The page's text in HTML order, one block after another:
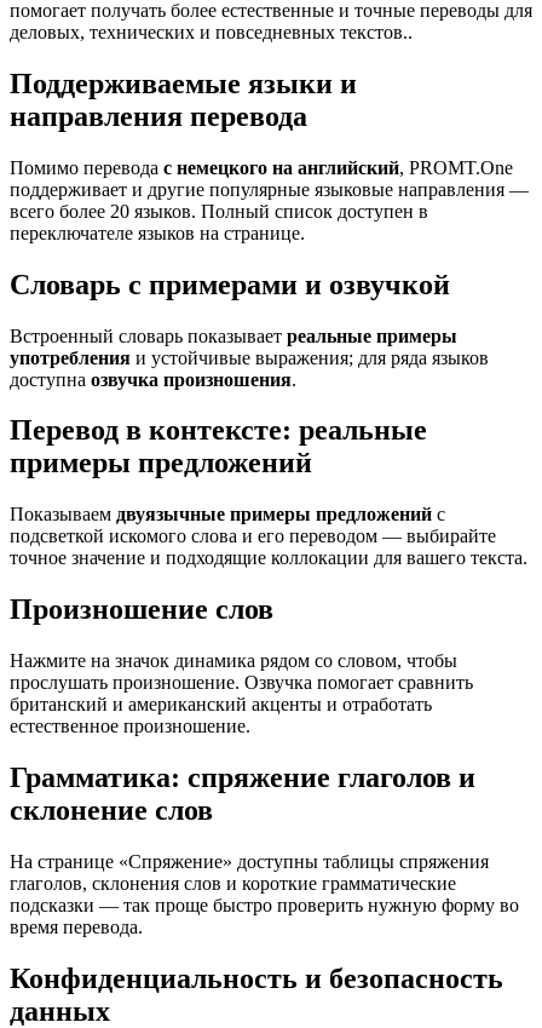
помогает получать более естественные и точные переводы для
деловых, технических и повседневных текстов..
Поддерживаемые языки и
направления перевода
Помимо перевода с немецкого на английский, PROMT.One
поддерживает и другие популярные языковые направления —
всего более 20 языков. Полный список доступен в
переключателе языков на странице.
Словарь с примерами и озвучкой
Встроенный словарь показывает реальные примеры
употребления и устойчивые выражения; для ряда языков
доступна озвучка произношения.
Перевод в контексте: реальные
примеры предложений
Показываем двуязычные примеры предложений с
подсветкой искомого слова и его переводом — выбирайте
точное значение и подходящие коллокации для вашего текста.
Произношение слов
Нажмите на значок динамика рядом со словом, чтобы
прослушать произношение. Озвучка помогает сравнить
британский и американский акценты и отработать
естественное произношение.
Грамматика: спряжение глаголов и
склонение слов
На странице «Спряжение» доступны таблицы спряжения
глаголов, склонения слов и короткие грамматические
подсказки — так проще быстро проверить нужную форму во
время перевода.
Конфиденциальность и безопасность
данных